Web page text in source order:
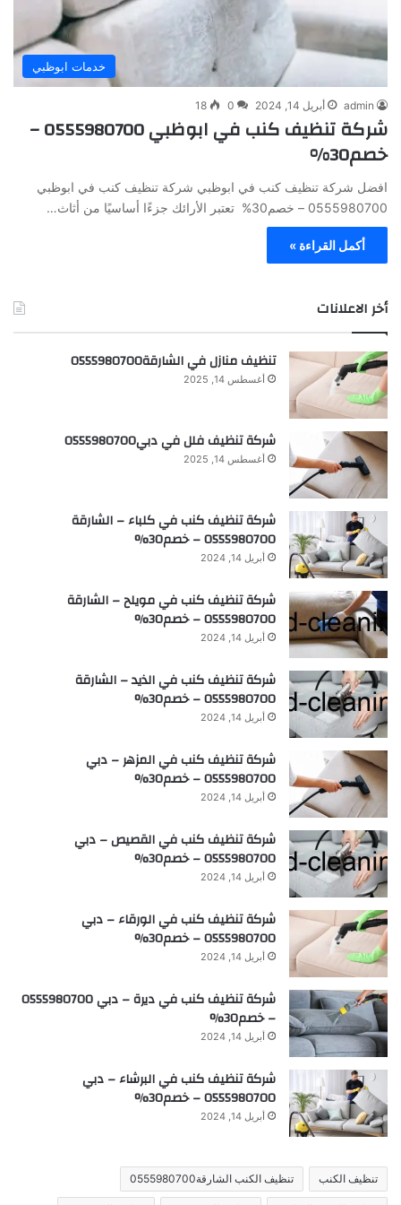
خدمات ابوظبي
admin أبريل 14, 2024 0
18
شركة تنظيف كنب في ابوظبي 0555980700 –
خصم30%
افضل شركة تنظيف كنب في ابوظبي شركة تنظيف كنب في ابوظبي
0555980700 – خصم30% تعتبر الأرائك جزءًا أساسيًا من أثاث…
أكمل القراءة »
أخر الاعلانات
تنظيف منازل في الشارقة0555980700
أغسطس 14, 2025
شركة تنظيف فلل في دبي0555980700
أغسطس 14, 2025
شركة تنظيف كنب في كلباء – الشارقة
0555980700 – خصم30%
أبريل 14, 2024
شركة تنظيف كنب في مويلح – الشارقة
0555980700 – خصم30%
أبريل 14, 2024
شركة تنظيف كنب في الذيد – الشارقة
0555980700 – خصم30%
أبريل 14, 2024
شركة تنظيف كنب في المزهر – دبي
0555980700 – خصم30%
أبريل 14, 2024
شركة تنظيف كنب في القصيص – دبي
0555980700 – خصم30%
أبريل 14, 2024
شركة تنظيف كنب في الورقاء – دبي
0555980700 – خصم30%
أبريل 14, 2024
شركة تنظيف كنب في ديرة – دبي 0555980700
– خصم30%
أبريل 14, 2024
شركة تنظيف كنب في البرشاء – دبي
0555980700 – خصم30%
أبريل 14, 2024
تنظيف الكنب تنظيف الكنب الشارقة0555980700